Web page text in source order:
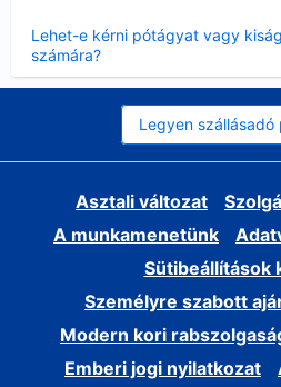
Lehet-e kérni pótágyat vagy
számára?
Legyen szállásadó
Asztali változat
A munkamenetünk
Sütibeállítások
Személyre szabott
Modern kori
Emberi jogi nyilatkozat